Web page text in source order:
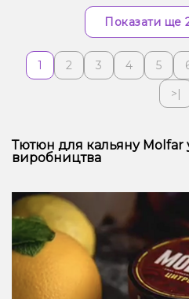
Показати ще
1 2 3 4 5
>|
Тютюн для кальяну Molfar
виробництва